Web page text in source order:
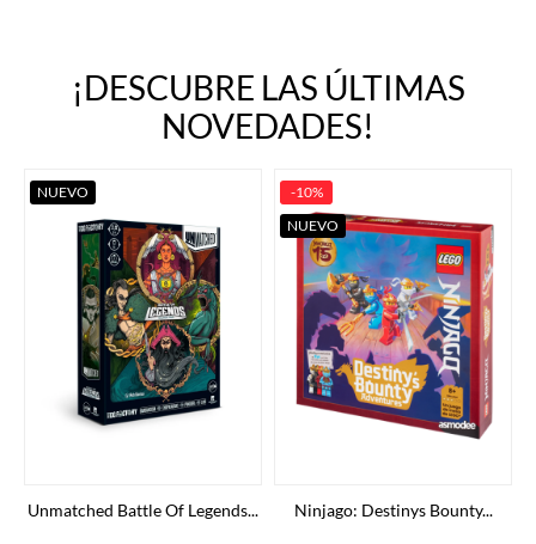
¡DESCUBRE LAS ÚLTIMAS
NOVEDADES!
Unmatched Battle Of Legends...
NUEVO
Ninjago: Destinys Bounty...
-10%
NUEVO